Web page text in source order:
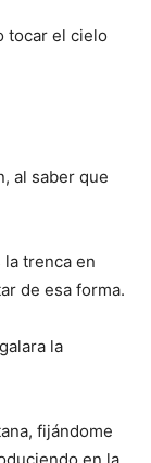
tocar el cielo
al saber que
la trenca en
de esa forma.
la
fijándome